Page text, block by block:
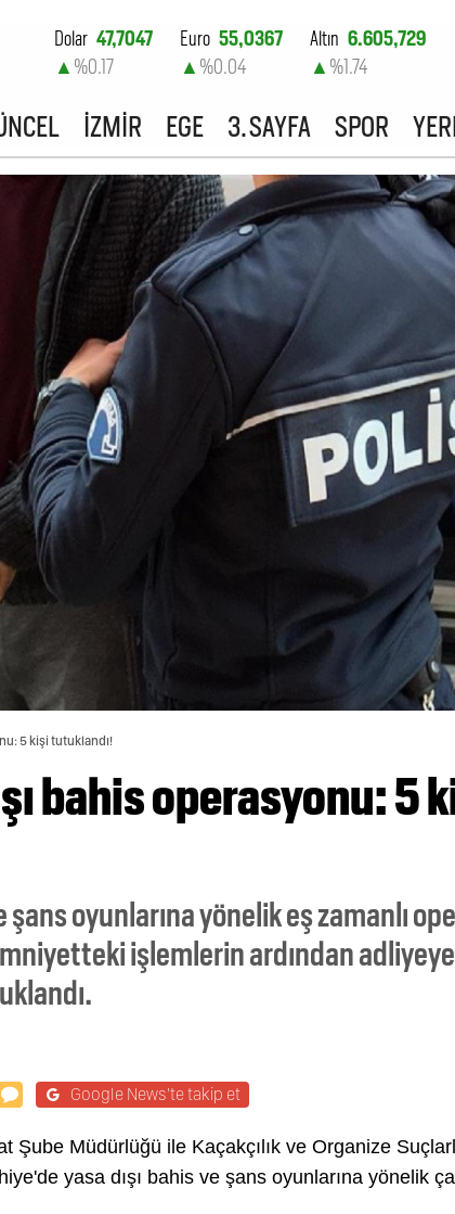
Dolar 47,7047
▲ %0.17
Euro 55,0367
▲ %0.04
Altın 6.605,729
▲ %1.74
%-0.09
İZMİR EGE 3. SAYFA SPOR
5 kişi tutuklandı!
bahis operasyonu: 5
şans oyunlarına yönelik eş zamanlı
işlemlerin ardından
Google News'te takip et
Şube Müdürlüğü ile Kaçakçılık ve Organize
yasa dışı bahis ve şans oyunlarına yönelik